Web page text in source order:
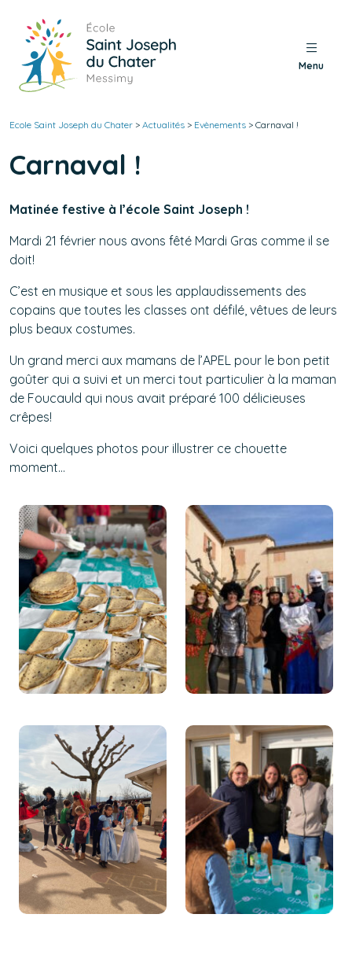
Menu
Ecole Saint Joseph du Chater > Actualités > Evènements > Carnaval !
Carnaval !
Matinée festive à l’école Saint Joseph !
Mardi 21 février nous avons fêté Mardi Gras comme il se
doit!
C’est en musique et sous les applaudissements des
copains que toutes les classes ont défilé, vêtues de leurs
plus beaux costumes.
Un grand merci aux mamans de l’APEL pour le bon petit
goûter qui a suivi et un merci tout particulier à la maman
de Foucauld qui nous avait préparé 100 délicieuses
crêpes!
Voici quelques photos pour illustrer ce chouette
moment…